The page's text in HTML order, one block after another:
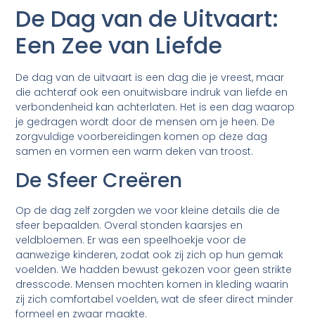
De Dag van de Uitvaart:
Een Zee van Liefde
De dag van de uitvaart is een dag die je vreest, maar
die achteraf ook een onuitwisbare indruk van liefde en
verbondenheid kan achterlaten. Het is een dag waarop
je gedragen wordt door de mensen om je heen. De
zorgvuldige voorbereidingen komen op deze dag
samen en vormen een warm deken van troost.
De Sfeer Creëren
Op de dag zelf zorgden we voor kleine details die de
sfeer bepaalden. Overal stonden kaarsjes en
veldbloemen. Er was een speelhoekje voor de
aanwezige kinderen, zodat ook zij zich op hun gemak
voelden. We hadden bewust gekozen voor geen strikte
dresscode. Mensen mochten komen in kleding waarin
zij zich comfortabel voelden, wat de sfeer direct minder
formeel en zwaar maakte.